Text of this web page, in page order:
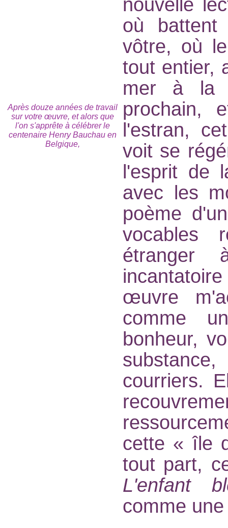
Après douze années de travail
sur votre œuvre, et alors que
l'on s'apprête à célébrer le
centenaire Henry Bauchau en
Belgique,
nouvelle
où
vôtre, où
tout entier,
mer à la
prochain,
l'estran,
voit se
l'esprit de
avec les
poème
vocables
étranger
œuvre
comme
bonheur,
courriers.
cette « île
tout part,
L'enfant
comme